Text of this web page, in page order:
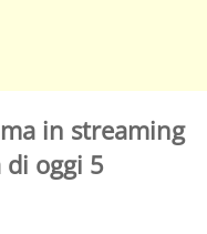
in streaming
di oggi 5